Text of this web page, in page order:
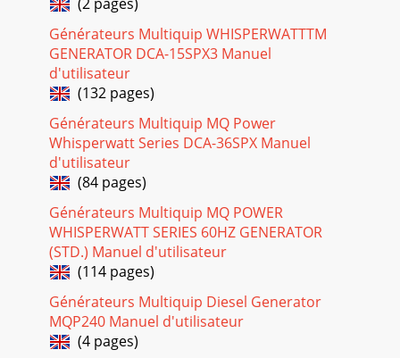
DCA-220SSVU— MANUAL DE OPERACION Y PARTES — REV.
#1 (20/01/06) — PAG 251DCA-220SSVU — APLICACION DE
CARGACarga MonofásicaSiempre estar seguro de revi
Page 19
PAG 26 — DCA-220SSVU— MANUAL DE OPERACION Y
PARTES — REV. #1 (20/01/06)DCA-220SSVU — SALIDAS DEL
GENERADORAmperaje del GeneradorLas tablas 8 y 9 d
Page 20
DCA-220SSVU— MANUAL DE OPERACION Y PARTES — REV.
#1 (20/01/06) — PAG 271Amperaje MaximoLa tabla 10
muestra el maximo amperaje que el generadorpude pr
Page 21
PAG 28 — DCA-220SSVU— MANUAL DE OPERACION Y
PARTES — REV. #1 (20/01/06)Figura 21. Tablero de inversión
de voltaje Configuration 2
Page 22
Générateurs Multiquip WHISPERWATTTM
GENERATOR DCA-15SPX3 Manuel
d'utilisateur
(132 pages)
Générateurs Multiquip MQ Power
Whisperwatt Series DCA-36SPX Manuel
d'utilisateur
(84 pages)
Générateurs Multiquip MQ POWER
WHISPERWATT SERIES 60HZ GENERATOR
(STD.) Manuel d'utilisateur
(114 pages)
Générateurs Multiquip Diesel Generator
MQP240 Manuel d'utilisateur
(4 pages)